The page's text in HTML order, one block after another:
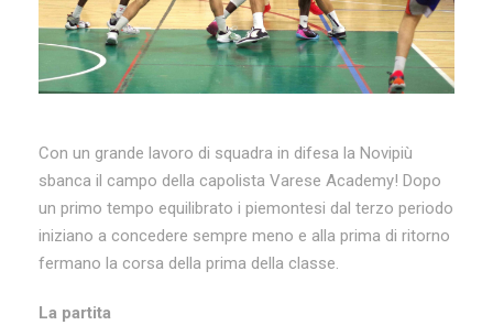
Con un grande lavoro di squadra in difesa la Novipiù
sbanca il campo della capolista Varese Academy! Dopo
un primo tempo equilibrato i piemontesi dal terzo periodo
iniziano a concedere sempre meno e alla prima di ritorno
fermano la corsa della prima della classe.
La partita